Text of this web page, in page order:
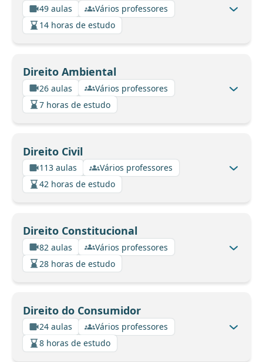
49 aulas
Vários professores
14 horas de estudo
Direito Ambiental
26 aulas
Vários professores
7 horas de estudo
Direito Civil
113 aulas
Vários professores
42 horas de estudo
Direito Constitucional
82 aulas
Vários professores
28 horas de estudo
Direito do Consumidor
24 aulas
Vários professores
8 horas de estudo